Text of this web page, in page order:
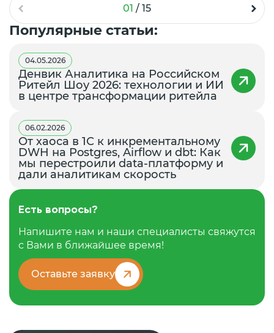
01 / 15
Популярные статьи:
04.05.2026
Денвик Аналитика на Российском
Ритейл Шоу 2026: технологии и ИИ
в центре трансформации ритейла
06.02.2026
От хаоса в 1С к инкрементальному
DWH на Postgres, Airflow и dbt: Как
мы перестроили data-платформу и
дали аналитикам скорость
Есть вопросы?
Напишите нам и наши специалисты свяжутся
с Вами в ближайшее время!
Оставьте заявку